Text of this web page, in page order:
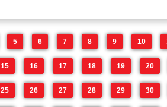
5 6 7 8 9 10
15 16 17 18 19 20
25 26 27 28 29 30